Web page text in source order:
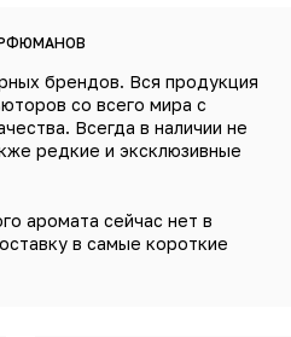
брендов. Вся продукция
со всего мира с
Всегда в наличии не
редкие и эксклюзивные
аромата сейчас нет в
в самые короткие